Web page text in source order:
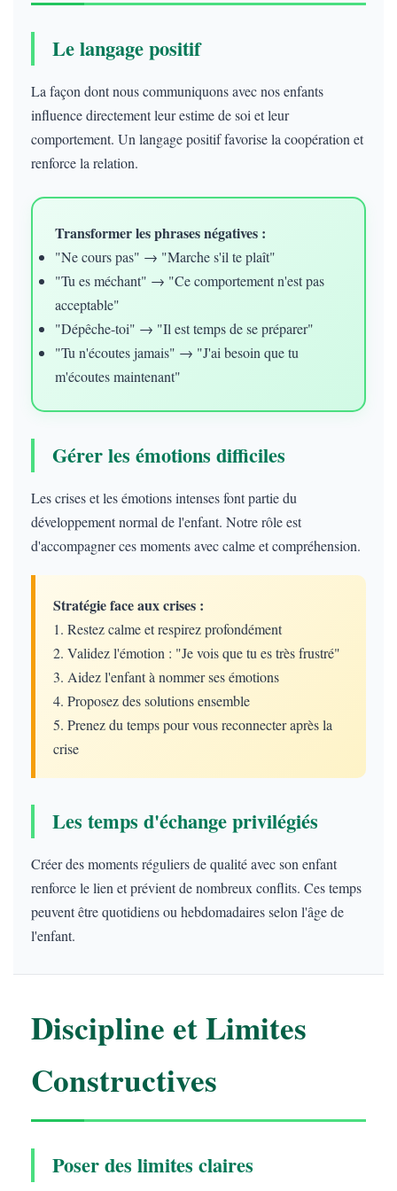
Le langage positif
La façon dont nous communiquons avec nos enfants
influence directement leur estime de soi et leur
comportement. Un langage positif favorise la coopération et
renforce la relation.
Transformer les phrases négatives :
"Ne cours pas" → "Marche s'il te plaît"
"Tu es méchant" → "Ce comportement n'est pas
acceptable"
"Dépêche-toi" → "Il est temps de se préparer"
"Tu n'écoutes jamais" → "J'ai besoin que tu
m'écoutes maintenant"
Gérer les émotions difficiles
Les crises et les émotions intenses font partie du
développement normal de l'enfant. Notre rôle est
d'accompagner ces moments avec calme et compréhension.
Stratégie face aux crises :
1. Restez calme et respirez profondément
2. Validez l'émotion : "Je vois que tu es très frustré"
3. Aidez l'enfant à nommer ses émotions
4. Proposez des solutions ensemble
5. Prenez du temps pour vous reconnecter après la
crise
Les temps d'échange privilégiés
Créer des moments réguliers de qualité avec son enfant
renforce le lien et prévient de nombreux conflits. Ces temps
peuvent être quotidiens ou hebdomadaires selon l'âge de
l'enfant.
Discipline et Limites
Constructives
Poser des limites claires